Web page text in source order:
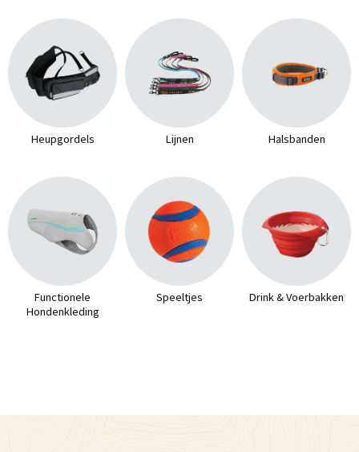
Heupgordels Lijnen Halsbanden
Functionele
Hondenkleding
Speeltjes Drink & Voerbakken